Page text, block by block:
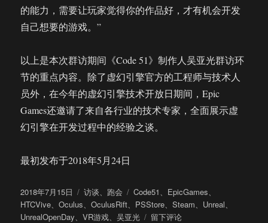
的能力，需要让玩家觉得你的作品好，才有机会开发
自己想要的游戏。”
以上是本次群访期间《Code 51》制作人吴亚光群访环
节的重点内容。除了虚幻引擎官方的工程师与技术人
员外，在今年的虚幻引擎技术开放日期间，Epic
Games还邀请了来自各行业的技术专家，全面展示虚
幻引擎在开发过程中的经验之谈。
最初发布于2018年5月24日
发
布
于
2018年7月15日
分
类
访谈、 跑会
标
签
Code51、 EpicGames、
HTCVive、Oculus、OculusRift、 PSStore、Steam、 Unreal、
UnrealOpenDay、VR游戏、吴亚光
于
留下评论